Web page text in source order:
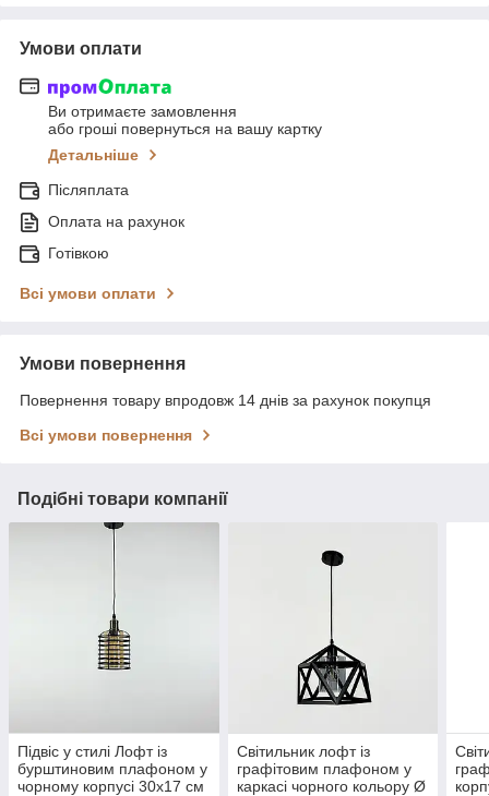
Умови оплати
Ви отримаєте замовлення
або гроші повернуться на вашу картку
Детальніше
Післяплата
Оплата на рахунок
Готівкою
Всі умови оплати
Умови повернення
Повернення товару впродовж 14 днів за рахунок покупця
Всі умови повернення
Подібні товари компанії
Підвіс у стилі Лофт із
бурштиновим плафоном у
чорному корпусі 30х17 см
Світильник лофт із
графітовим плафоном у
каркасі чорного кольору Ø